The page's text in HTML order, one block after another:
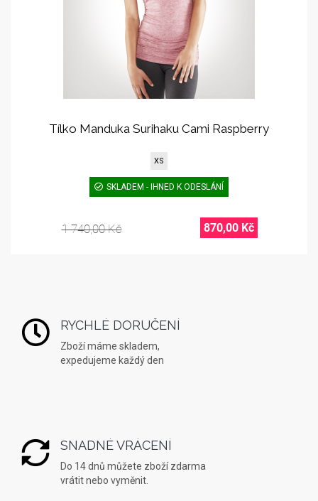
Tílko Manduka Surihaku Cami Raspberry
XS
SKLADEM - IHNED K ODESLÁNÍ
1 740,00 Kč 870,00 Kč
RYCHLÉ DORUČENÍ
Zboží máme skladem,
expedujeme každý den
SNADNÉ VRÁCENÍ
Do 14 dnů můžete zboží zdarma
vrátit nebo vyměnit.